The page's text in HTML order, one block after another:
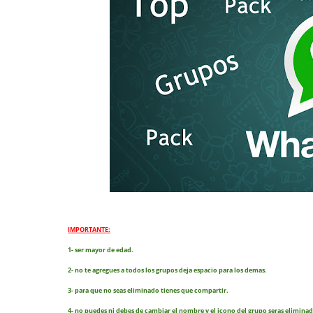
IMPORTANTE:
1- ser mayor de edad.
2- no te agregues a todos los grupos deja espacio para los demas.
3- para que no seas eliminado tienes que compartir.
4- no puedes ni debes de cambiar el nombre y el icono del grupo seras